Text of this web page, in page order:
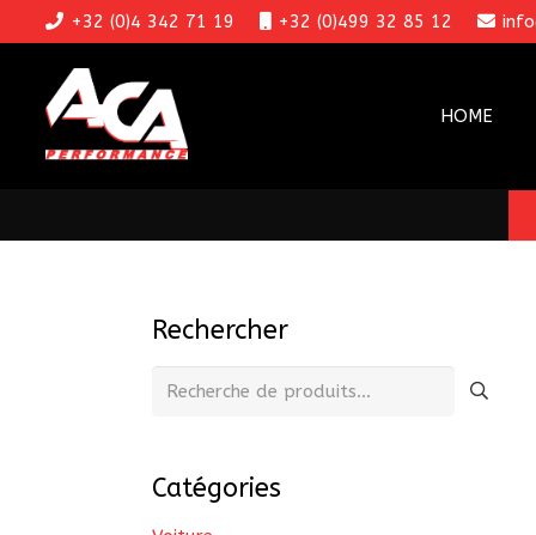
+32 (0)4 342 71 19 +32 (0)499 32 85 12
HOME
Rechercher
Recherche
Catégories